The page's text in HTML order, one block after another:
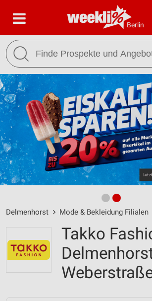
Berlin
Delmenhorst Mode & Bekleidung Filialen
Takko